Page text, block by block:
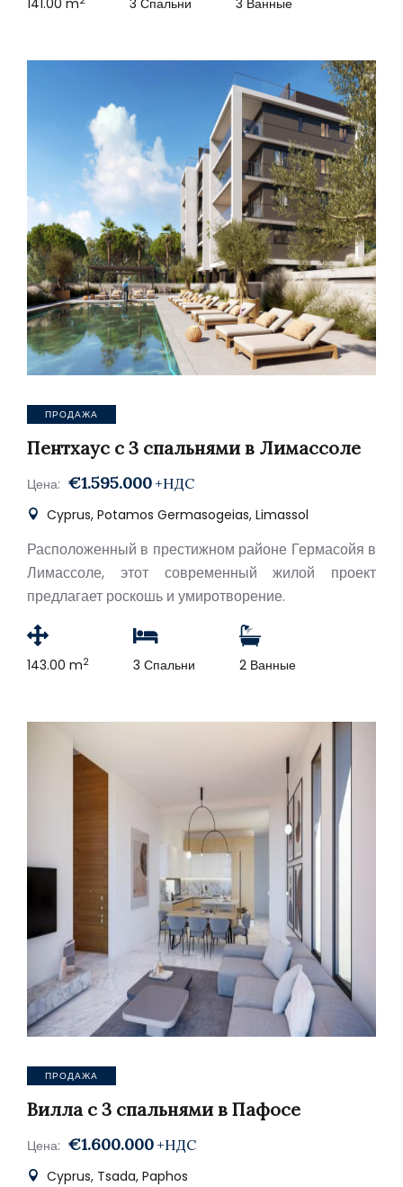
141.00 m 3 Спальни 3 Ванные
ПРОДАЖА
Пентхаус с 3 спальнями в Лимассоле
Цена: €1.595.000 +НДС
Cyprus, Potamos Germasogeias, Limassol
Расположенный в престижном районе Гермасойя в
Лимассоле, этот современный жилой проект
предлагает роскошь и умиротворение.
143.00 m2 3 Спальни 2 Ванные
ПРОДАЖА
Вилла с 3 спальнями в Пафосе
Цена: €1.600.000 +НДС
Cyprus, Tsada, Paphos